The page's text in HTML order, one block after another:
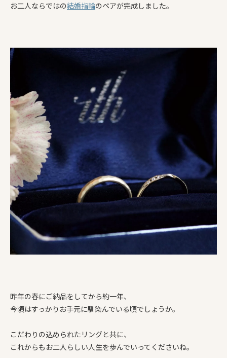
お二人ならではの結婚指輪のペアが完成しました。
昨年の春にご納品をしてから約一年、
今頃はすっかりお手元に馴染んでいる頃でしょうか。
こだわりの込められたリングと共に、
これからもお二人らしい人生を歩んでいってくださいね。